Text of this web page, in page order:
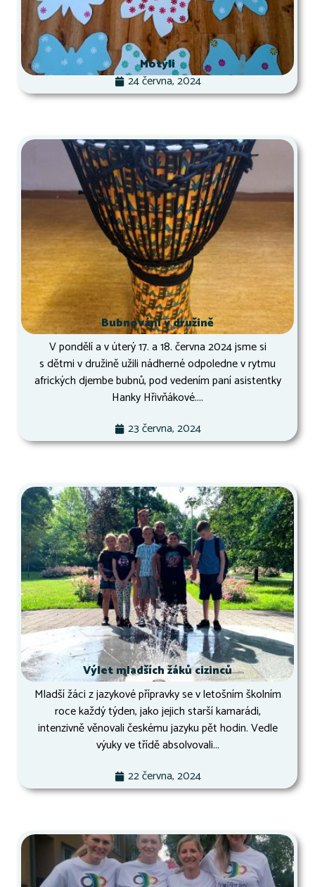
Motýli
24 června, 2024
Bubnování v družině
V pondělí a v úterý 17. a 18. června 2024 jsme si
s dětmi v družině užili nádherné odpoledne v rytmu
afrických djembe bubnů, pod vedením paní asistentky
Hanky Hřivňákové....
23 června, 2024
Výlet mladších žáků cizinců
Mladší žáci z jazykové přípravky se v letošním školním
roce každý týden, jako jejich starší kamarádi,
intenzivně věnovali českému jazyku pět hodin. Vedle
výuky ve třídě absolvovali...
22 června, 2024